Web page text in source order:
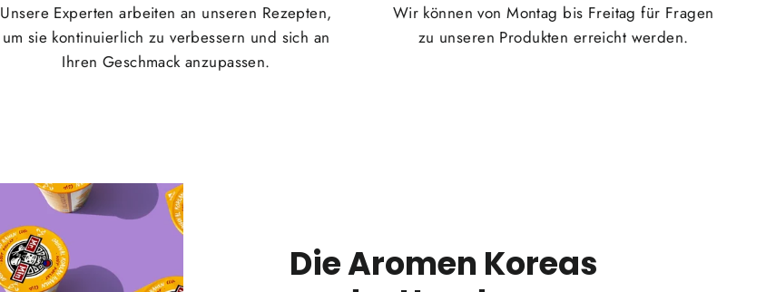
Unsere Experten arbeiten an unseren Rezepten,
um sie kontinuierlich zu verbessern und sich an
Ihren Geschmack anzupassen.
Wir können von Montag bis Freitag für Fragen
zu unseren Produkten erreicht werden.
Die Aromen Koreas